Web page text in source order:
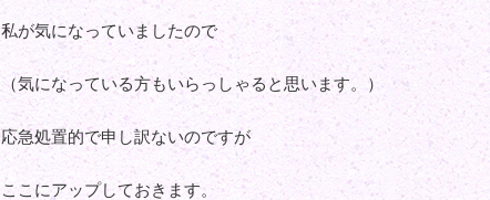
私が気になっていましたので
（気になっている方もいらっしゃると思います。）
応急処置的で申し訳ないのですが
ここにアップしておきます。